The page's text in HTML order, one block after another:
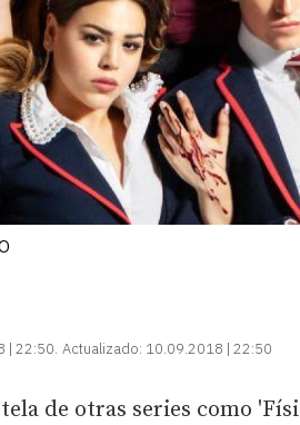
| 22:50 Actualizado: 10.09.2018 | 22:50
de otras series como